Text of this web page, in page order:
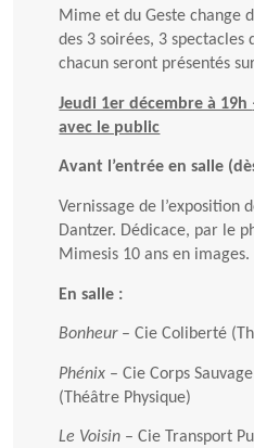
Mime et du Geste change
des 3 soirées, 3
chacun seront présentés
Jeudi 1er décembre à 19h
avec le public
Avant l’entrée en salle
Vernissage de l’exposition
Dantzer. Dédicace, par le
Mimesis 10 ans en images.
En salle :
Bonheur– Cie Coliberté
Phénix – Cie Corps
(Théâtre Physique)
Le Voisin – Cie Transport